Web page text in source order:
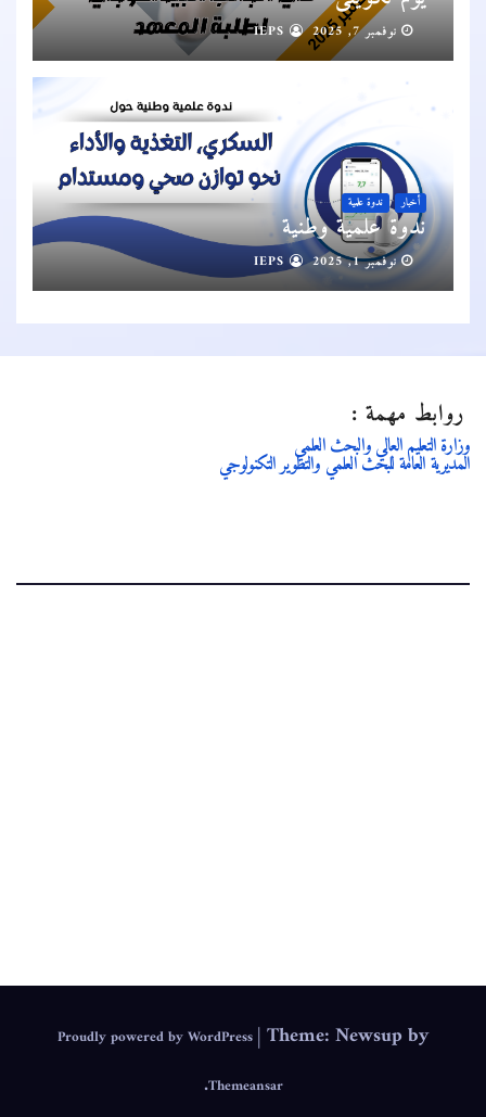
نوفمبر 7, 2025
أخبار ندوة علمية
ندوة علمية وطنية
نوفمبر 1, 2025
روابط مهمة :
وزارة التعليم العالي والبحث العلمي
المديرية العامة للبحث العلمي والتطوير التكنولوجي
Proudly powered by WordPress |Theme: Newsup by
Themeansar
.